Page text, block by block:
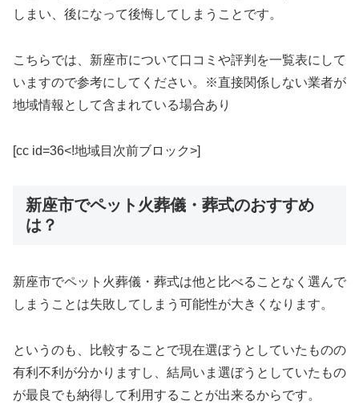
しまい、後になって後悔してしまうことです。
こちらでは、新座市について口コミや評判を一覧表にして
いますので参考にしてください。※直接関係しない業者が
地域情報として含まれている場合あり
[cc id=36<!地域目次前ブロック>]
新座市でペット火葬儀・葬式のおすすめ
は？
新座市でペット火葬儀・葬式は他と比べることなく選んで
しまうことは失敗してしまう可能性が大きくなります。
というのも、比較することで現在選ぼうとしていたものの
有利不利が分かりますし、結局いま選ぼうとしていたもの
が最良でも納得して利用することが出来るからです。